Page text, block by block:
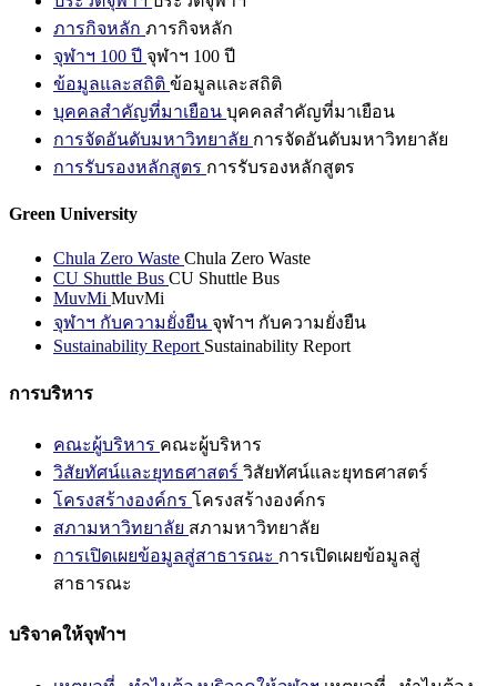
ภารกิจหลัก ภารกิจหลัก
จุฬาฯ 100 ปี จุฬาฯ 100 ปี
ข้อมูลและสถิติ ข้อมูลและสถิติ
บุคคลสำคัญที่มาเยือน บุคคลสำคัญที่มาเยือน
การจัดอันดับมหาวิทยาลัย การจัดอันดับมหาวิทยาลัย
การรับรองหลักสูตร การรับรองหลักสูตร
Green University
Chula Zero Waste Chula Zero Waste
CU Shuttle Bus CU Shuttle Bus
MuvMi MuvMi
จุฬาฯ กับความยั่งยืน จุฬาฯ กับความยั่งยืน
Sustainability Report Sustainability Report
การบริหาร
คณะผู้บริหาร คณะผู้บริหาร
วิสัยทัศน์และยุทธศาสตร์ วิสัยทัศน์และยุทธศาสตร์
โครงสร้างองค์กร โครงสร้างองค์กร
สภามหาวิทยาลัย สภามหาวิทยาลัย
การเปิดเผยข้อมูลสู่สาธารณะ การเปิดเผยข้อมูลสู่
สาธารณะ
บริจาคให้จุฬาฯ